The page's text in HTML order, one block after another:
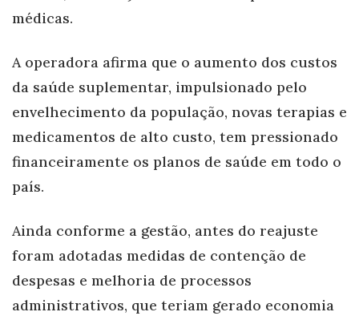
médicas.
A operadora afirma que o aumento dos custos
da saúde suplementar, impulsionado pelo
envelhecimento da população, novas terapias e
medicamentos de alto custo, tem pressionado
financeiramente os planos de saúde em todo o
país.
Ainda conforme a gestão, antes do reajuste
foram adotadas medidas de contenção de
despesas e melhoria de processos
administrativos, que teriam gerado economia